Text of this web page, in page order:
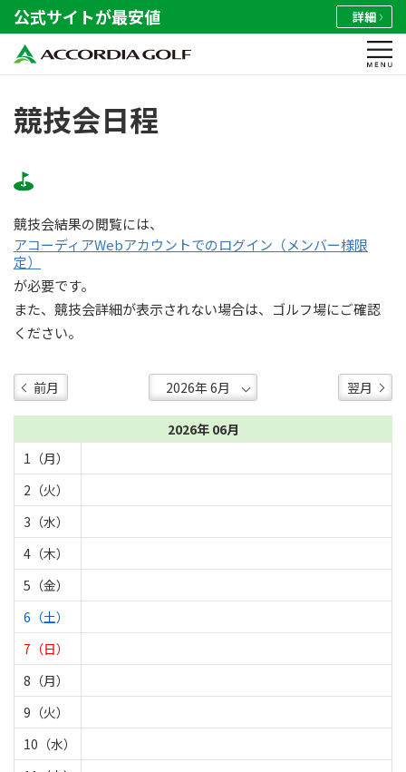
公式サイトが最安値 詳細
競技会日程
競技会結果の閲覧には、
アコーディアWebアカウントでのログイン（メンバー様限
定）
が必要です。
また、競技会詳細が表示されない場合は、ゴルフ場にご確認
ください。
前月 翌月
2026年 06月
1（月）
2（火）
3（水）
4（木）
5（金）
6（土）
7（日）
8（月）
9（火）
10（水）